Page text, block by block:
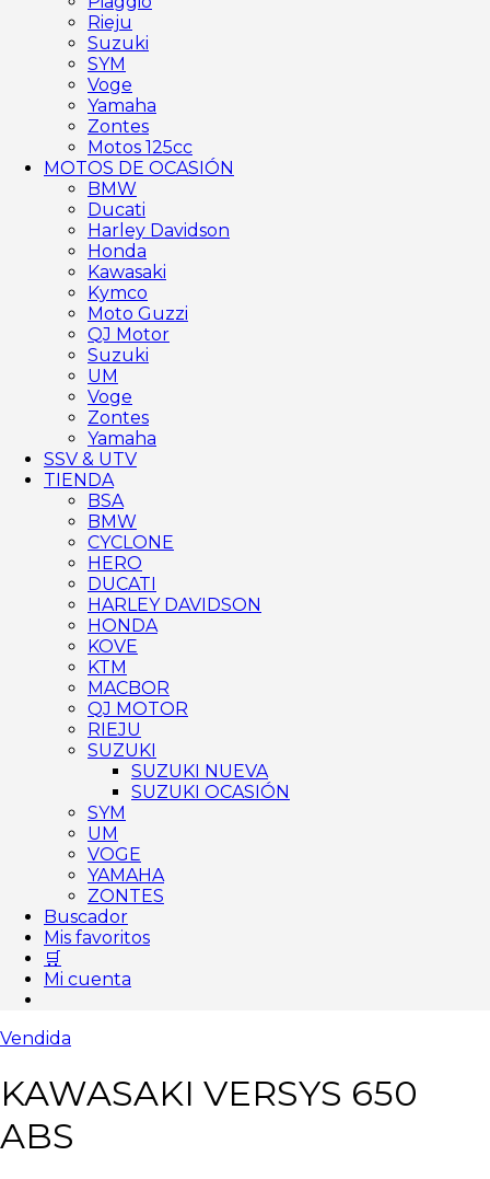
Rieju
Suzuki
SYM
Voge
Yamaha
Zontes
Motos 125cc
MOTOS DE OCASIÓN
BMW
Ducati
Harley Davidson
Honda
Kawasaki
Kymco
Moto Guzzi
QJ Motor
Suzuki
UM
Voge
Zontes
Yamaha
SSV & UTV
TIENDA
BSA
BMW
CYCLONE
HERO
DUCATI
HARLEY DAVIDSON
HONDA
KOVE
KTM
MACBOR
QJ MOTOR
RIEJU
SUZUKI
SUZUKI NUEVA
SUZUKI OCASIÓN
SYM
UM
VOGE
YAMAHA
ZONTES
Buscador
Mis favoritos
🛒
Mi cuenta
Vendida
KAWASAKI VERSYS 650
ABS